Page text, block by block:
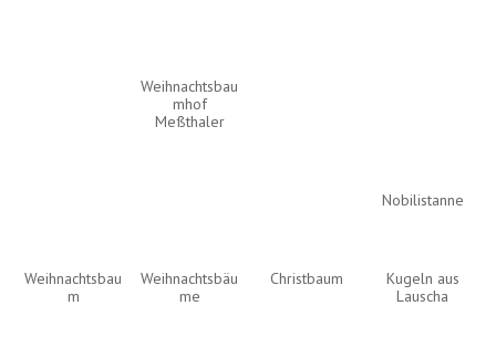
Weihnachtsbau
mhof
Meßthaler
Nobilistanne
Weihnachtsbau
m
Weihnachtsbäu
me
Christbaum
Kugeln aus
Lauscha